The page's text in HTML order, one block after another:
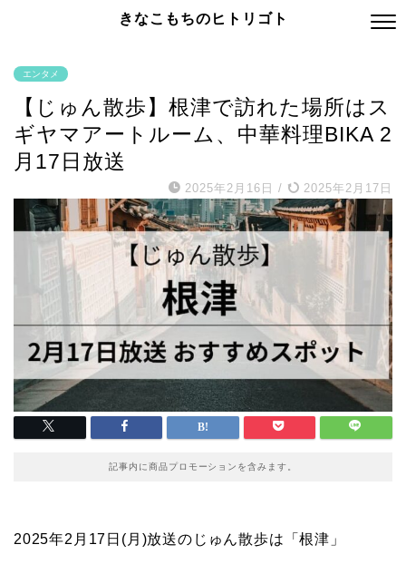
きなこもちのヒトリゴト
エンタメ
【じゅん散歩】根津で訪れた場所はス
ギヤマアートルーム、中華料理BIKA 2
月17日放送
2025年2月16日 / 2025年2月17日
記事内に商品プロモーションを含みます。
2025年2月17日(月)放送のじゅん散歩は「根津」